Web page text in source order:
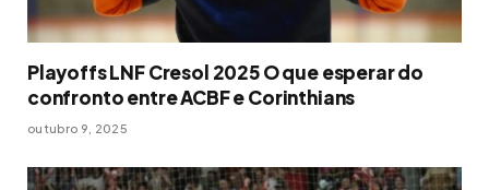
Playoffs LNF Cresol 2025 O que esperar do
confronto entre ACBF e Corinthians
outubro 9, 2025